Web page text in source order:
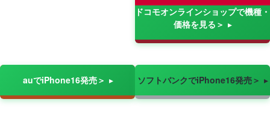
ドコモオンラインショップで機種・
価格を見る＞
auでiPhone16発売＞ ソフトバンクでiPhone16発売＞